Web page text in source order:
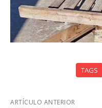
TAGS
ARTÍCULO ANTERIOR